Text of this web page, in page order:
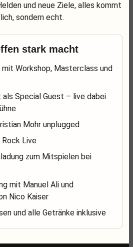
und neue Ziele, alles kommt
sondern echt.
stark macht
Workshop, Masterclass und
Special Guest – live dabei
Mohr unplugged
Live
zum Mitspielen bei
mit Manuel Ali und
Nico Kaiser
und alle Getränke inklusive